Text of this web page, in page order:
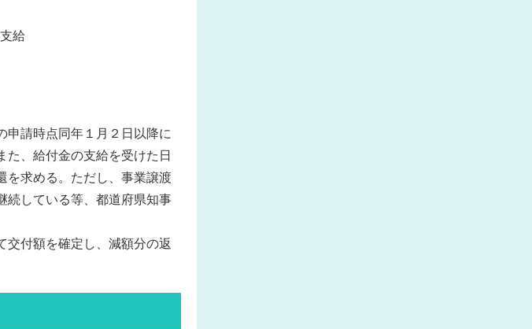
給
請時点同年１月２日以降に
、給付金の支給を受けた日
求める。ただし、事業譲渡
している等、都道府県知事
付額を確定し、減額分の返